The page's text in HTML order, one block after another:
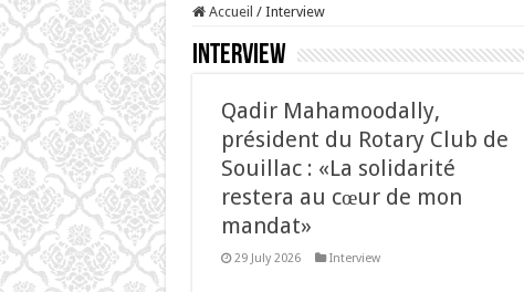
À l’Assemblée nationale :
Accident fatal à Rivière-
Accueil / Interview
Interview
Qadir Mahamoodally,
président du Rotary Club de
Souillac : «La solidarité
restera au cœur de mon
mandat»
29 July 2026 Interview